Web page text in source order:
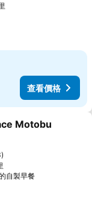
格
查看價格
Motobu
自製早餐查看價格